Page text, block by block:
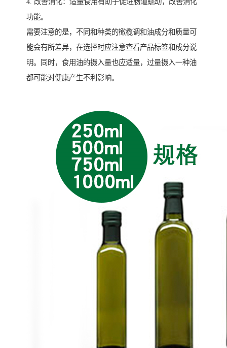
功能。
需要注意的是，不同和种类的橄榄调和油成分和质量可
能会有所差异，在选择时应注意查看产品标签和成分说
明。同时，食用油的摄入量也应适量，过量摄入一种油
都可能对健康产生不利影响。